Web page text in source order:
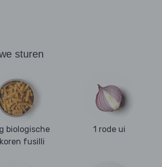
sturen
biologische
fusilli
1 rode ui